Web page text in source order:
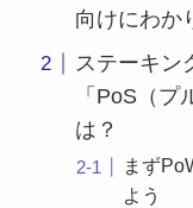
向けにわか
ステーキン
「PoS（
は？
まず
よう